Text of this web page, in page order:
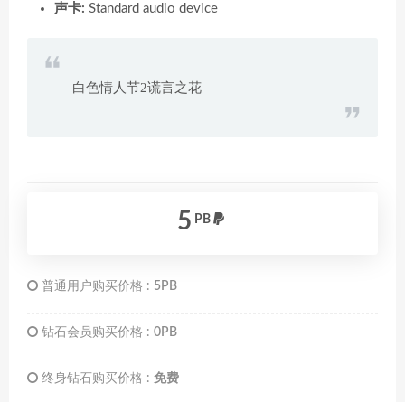
声卡: Standard audio device
白色情人节2谎言之花
5 PB
普通用户购买价格 : 5PB
钻石会员购买价格 : 0PB
终身钻石购买价格 : 免费